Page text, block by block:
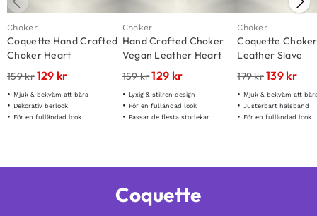
Choker
Coquette Hand Crafted
Choker Heart
159kr129 kr
Mjuk & bekväm att bära
Dekorativ berlock
För en fulländad look
Choker
Hand Crafted Choker
Vegan Leather Heart
159kr129 kr
Lyxig & stilren design
För en fulländad look
Passar de flesta storlekar
Choker
Coquette
Leather Slave
179kr139 kr
Mjuk & bekväm att
Justerbart halsband
För en fulländad look
Coquette